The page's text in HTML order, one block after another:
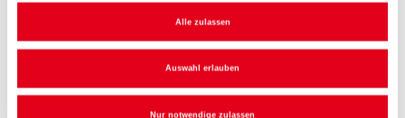
Alle zulassen
Auswahl erlauben
Nur notwendige zulassen
PRODUKTEIGENSCHAFTEN